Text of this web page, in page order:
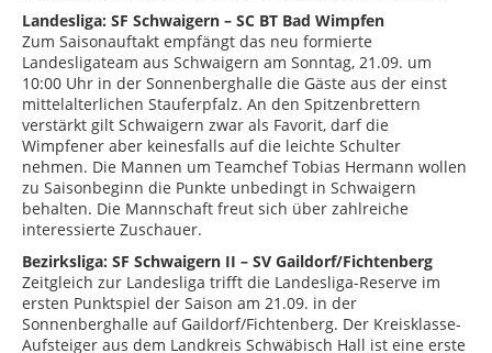
Landesliga: SF Schwaigern – SC BT Bad Wimpfen
Zum Saisonauftakt empfängt das neu formierte
Landesligateam aus Schwaigern am Sonntag, 21.09. um
10:00 Uhr in der Sonnenberghalle die Gäste aus der einst
mittelalterlichen Stauferpfalz. An den Spitzenbrettern
verstärkt gilt Schwaigern zwar als Favorit, darf die
Wimpfener aber keinesfalls auf die leichte Schulter
nehmen. Die Mannen um Teamchef Tobias Hermann wollen
zu Saisonbeginn die Punkte unbedingt in Schwaigern
behalten. Die Mannschaft freut sich über zahlreiche
interessierte Zuschauer.
Bezirksliga: SF Schwaigern II – SV Gaildorf/Fichtenberg
Zeitgleich zur Landesliga trifft die Landesliga-Reserve im
ersten Punktspiel der Saison am 21.09. in der
Sonnenberghalle auf Gaildorf/Fichtenberg. Der Kreisklasse-
Aufsteiger aus dem Landkreis Schwäbisch Hall ist eine erste